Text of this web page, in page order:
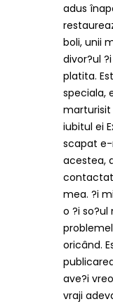
adus
boli, unii
divor?ul
platita.
speciala,
marturisit
iubitul ei
scapat
acestea,
mea. ?i
o ?i
oricând.
ave?i
vraji